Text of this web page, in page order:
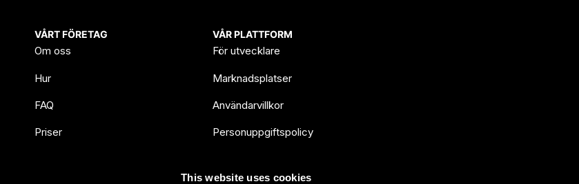
This website uses cookies
VÅRT FÖRETAG
Om oss
Hur
FAQ
Priser
VÅR PLATTFORM
För utvecklare
Marknadsplatser
Användarvillkor
Personuppgiftspolicy